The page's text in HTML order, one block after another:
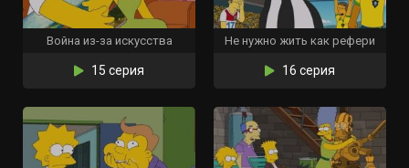
Война из-за искусства
15 серия
Не нужно жить как рефери
16 серия